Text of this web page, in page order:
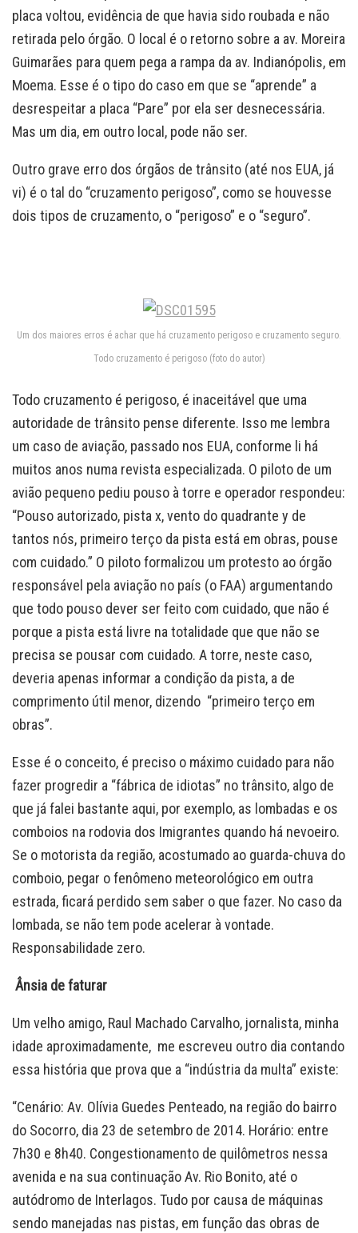
placa voltou, evidência de que havia sido roubada e não
retirada pelo órgão. O local é o retorno sobre a av. Moreira
Guimarães para quem pega a rampa da av. Indianópolis, em
Moema. Esse é o tipo do caso em que se “aprende” a
desrespeitar a placa “Pare” por ela ser desnecessária.
Mas um dia, em outro local, pode não ser.
Outro grave erro dos órgãos de trânsito (até nos EUA, já
vi) é o tal do “cruzamento perigoso”, como se houvesse
dois tipos de cruzamento, o “perigoso” e o “seguro”.
Um dos maiores erros é achar que há cruzamento perigoso e cruzamento seguro.
Todo cruzamento é perigoso (foto do autor)
Todo cruzamento é perigoso, é inaceitável que uma
autoridade de trânsito pense diferente. Isso me lembra
um caso de aviação, passado nos EUA, conforme li há
muitos anos numa revista especializada. O piloto de um
avião pequeno pediu pouso à torre e operador respondeu:
“Pouso autorizado, pista x, vento do quadrante y de
tantos nós, primeiro terço da pista está em obras, pouse
com cuidado.” O piloto formalizou um protesto ao órgão
responsável pela aviação no país (o FAA) argumentando
que todo pouso dever ser feito com cuidado, que não é
porque a pista está livre na totalidade que que não se
precisa se pousar com cuidado. A torre, neste caso,
deveria apenas informar a condição da pista, a de
comprimento útil menor, dizendo “primeiro terço em
obras”.
Esse é o conceito, é preciso o máximo cuidado para não
fazer progredir a “fábrica de idiotas” no trânsito, algo de
que já falei bastante aqui, por exemplo, as lombadas e os
comboios na rodovia dos Imigrantes quando há nevoeiro.
Se o motorista da região, acostumado ao guarda-chuva do
comboio, pegar o fenômeno meteorológico em outra
estrada, ficará perdido sem saber o que fazer. No caso da
lombada, se não tem pode acelerar à vontade.
Responsabilidade zero.
Ânsia de faturar
Um velho amigo, Raul Machado Carvalho, jornalista, minha
idade aproximadamente, me escreveu outro dia contando
essa história que prova que a “indústria da multa” existe:
“Cenário: Av. Olívia Guedes Penteado, na região do bairro
do Socorro, dia 23 de setembro de 2014. Horário: entre
7h30 e 8h40. Congestionamento de quilômetros nessa
avenida e na sua continuação Av. Rio Bonito, até o
autódromo de Interlagos. Tudo por causa de máquinas
sendo manejadas nas pistas, em função das obras de